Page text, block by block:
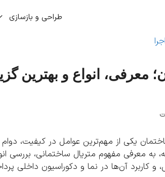
طراحی و بازسازی
معرفی، انواع و بهترین
یکی از مهم‌ترین عوامل در کیفیت، دوام
به معرفی مفهوم متریال ساختمانی، بررسی
کاربرد آن‌ها در نما و دکوراسیون داخلی